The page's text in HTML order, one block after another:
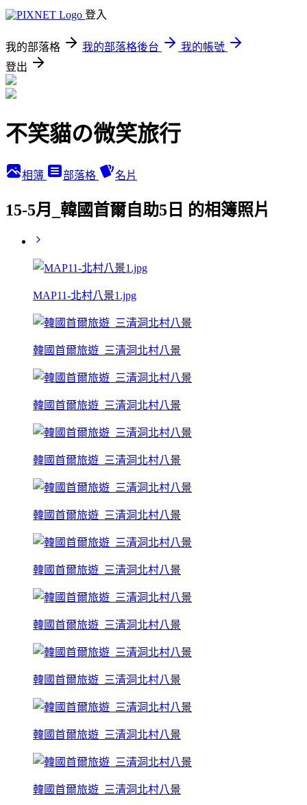
登入
我的部落格 我的部落格後台
我的帳號
登出
不笑貓の微笑旅行
相簿 部落格 名片
15-5月_韓國首爾自助5日 的相簿照片
MAP11-北村八景1.jpg
韓國首爾旅遊_三清洞北村八景
韓國首爾旅遊_三清洞北村八景
韓國首爾旅遊_三清洞北村八景
韓國首爾旅遊_三清洞北村八景
韓國首爾旅遊_三清洞北村八景
韓國首爾旅遊_三清洞北村八景
韓國首爾旅遊_三清洞北村八景
韓國首爾旅遊_三清洞北村八景
韓國首爾旅遊_三清洞北村八景